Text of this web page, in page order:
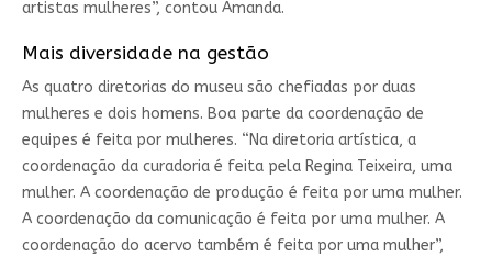
artistas mulheres”, contou Amanda.
Mais diversidade na gestão
As quatro diretorias do museu são chefiadas por duas
mulheres e dois homens. Boa parte da coordenação de
equipes é feita por mulheres. “Na diretoria artística, a
coordenação da curadoria é feita pela Regina Teixeira, uma
mulher. A coordenação de produção é feita por uma mulher.
A coordenação da comunicação é feita por uma mulher. A
coordenação do acervo também é feita por uma mulher”,